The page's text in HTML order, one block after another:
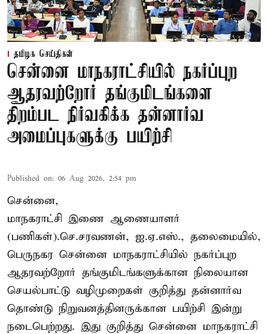
தமிழக செய்திகள்
சென்னை மாநகராட்சியில் நகர்ப்புற
ஆதரவற்றோர் தங்குமிடங்களை
திறம்பட நிர்வகிக்க தன்னார்வ
அமைப்புகளுக்கு பயிற்சி
Published on: 06 Aug 2026, 2:54 pm
சென்னை,
மாநகராட்சி இணை ஆணையாளர்
(பணிகள்).செ.சரவணன், ஐ.ஏ.எஸ்., தலைமையில்,
பெருநகர சென்னை மாநகராட்சியில் நகர்ப்புற
ஆதரவற்றோர் தங்குமிடங்களுக்கான நிலையான
செயல்பாட்டு வழிமுறைகள் குறித்து தன்னார்வ
தொண்டு நிறுவனத்தினருக்கான பயிற்சி இன்று
நடைபெற்றது. இது குறித்து சென்னை மாநகராட்சி